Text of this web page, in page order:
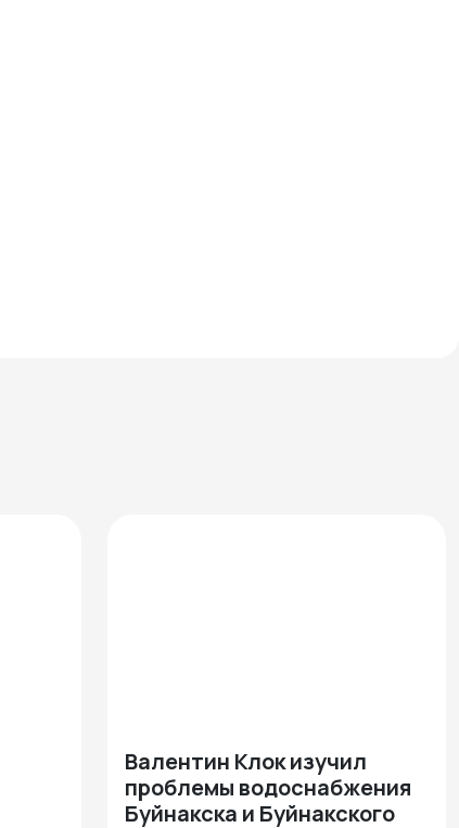
Валентин Клок изучил
проблемы водоснабжения
Буйнакска и Буйнакского